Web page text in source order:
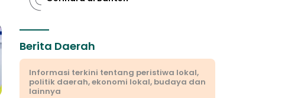
Berita Daerah
Informasi terkini tentang peristiwa lokal,
politik daerah, ekonomi lokal, budaya dan
lainnya